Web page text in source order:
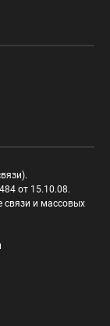
от 15.10.08.
связи и массовых